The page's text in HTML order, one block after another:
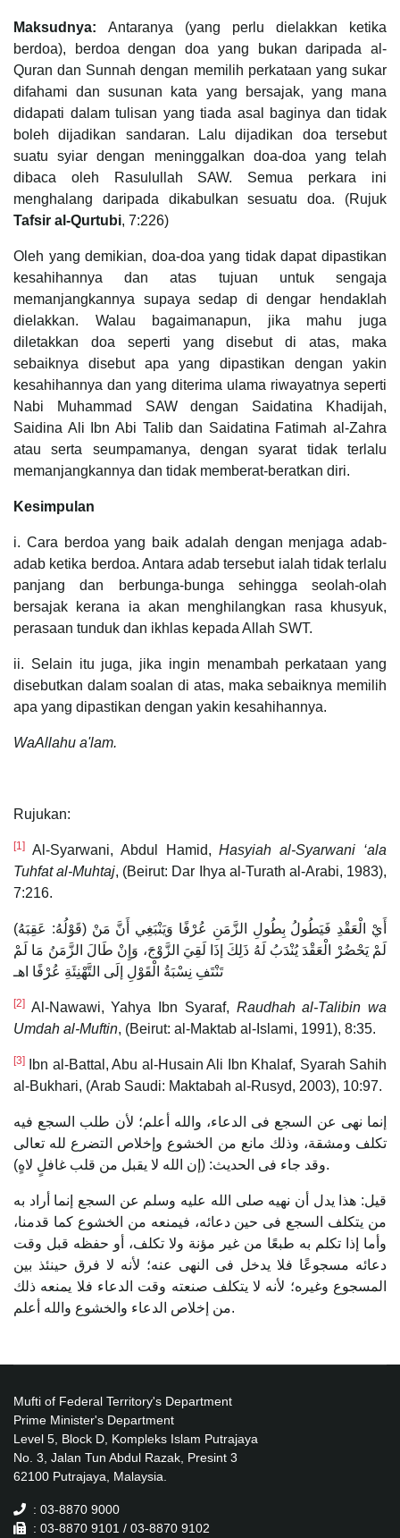
Maksudnya: Antaranya (yang perlu dielakkan ketika
berdoa), berdoa dengan doa yang bukan daripada al-
Quran dan Sunnah dengan memilih perkataan yang sukar
difahami dan susunan kata yang bersajak, yang mana
didapati dalam tulisan yang tiada asal baginya dan tidak
boleh dijadikan sandaran. Lalu dijadikan doa tersebut
suatu syiar dengan meninggalkan doa-doa yang telah
dibaca oleh Rasulullah SAW. Semua perkara ini
menghalang daripada dikabulkan sesuatu doa. (Rujuk
Tafsir al-Qurtubi, 7:226)
Oleh yang demikian, doa-doa yang tidak dapat dipastikan
kesahihannya dan atas tujuan untuk sengaja
memanjangkannya supaya sedap di dengar hendaklah
dielakkan. Walau bagaimanapun, jika mahu juga
diletakkan doa seperti yang disebut di atas, maka
sebaiknya disebut apa yang dipastikan dengan yakin
kesahihannya dan yang diterima ulama riwayatnya seperti
Nabi Muhammad SAW dengan Saidatina Khadijah,
Saidina Ali Ibn Abi Talib dan Saidatina Fatimah al-Zahra
atau serta seumpamanya, dengan syarat tidak terlalu
memanjangkannya dan tidak memberat-beratkan diri.
Kesimpulan
i. Cara berdoa yang baik adalah dengan menjaga adab-
adab ketika berdoa. Antara adab tersebut ialah tidak terlalu
panjang dan berbunga-bunga sehingga seolah-olah
bersajak kerana ia akan menghilangkan rasa khusyuk,
perasaan tunduk dan ikhlas kepada Allah SWT.
ii. Selain itu juga, jika ingin menambah perkataan yang
disebutkan dalam soalan di atas, maka sebaiknya memilih
apa yang dipastikan dengan yakin kesahihannya.
WaAllahu a'lam.
Rujukan:
[1] Al-Syarwani, Abdul Hamid,Hasyiah al-Syarwani ‘ala
Tuhfat al-Muhtaj, (Beirut: Dar Ihya al-Turath al-Arabi, 1983),
7:216.
(قَوْلُهُ: عَقِبَهُ) أَيْ الْعَقْدِ فَيَطُولُ بِطُولِ الزَّمَنِ عُرْفًا وَيَنْبَغِي أَنَّ مَنْ
لَمْ يَحْضُرْ الْعَقْدَ يُنْدَبُ لَهُ ذَلِكَ إذَا لَقِيَ الزَّوْجَ، وَإِنْ طَالَ الزَّمَنُ مَا لَمْ
تَنْتَفِ نِسْبَةُ الْقَوْلِ إلَى التَّهْنِئَةِ عُرْفًا اهـ
[2] Al-Nawawi, Yahya Ibn Syaraf, Raudhah al-Talibin wa
Umdah al-Muftin, (Beirut: al-Maktab al-Islami, 1991), 8:35.
[3]
Ibn al-Battal, Abu al-Husain Ali Ibn Khalaf, Syarah Sahih
al-Bukhari, (Arab Saudi: Maktabah al-Rusyd, 2003), 10:97.
إنما نهى عن السجع فى الدعاء، والله أعلم؛ لأن طلب السجع فيه
تكلف ومشقة، وذلك مانع من الخشوع وإخلاص التضرع لله تعالى
وقد جاء فى الحديث: (إن الله لا يقبل من قلب غافلٍ لاهٍ).
قيل: هذا يدل أن نهيه صلى الله عليه وسلم عن السجع إنما أراد به
من يتكلف السجع فى حين دعائه، فيمنعه من الخشوع كما قدمنا،
وأما إذا تكلم به طبعًا من غير مؤنة ولا تكلف، أو حفظه قبل وقت
دعائه مسجوعًا فلا يدخل فى النهى عنه؛ لأنه لا فرق حينئذ بين
المسجوع وغيره؛ لأنه لا يتكلف صنعته وقت الدعاء فلا يمنعه ذلك
من إخلاص الدعاء والخشوع والله أعلم.
Mufti of Federal Territory's Department
Prime Minister's Department
Level 5, Block D, Kompleks Islam Putrajaya
No. 3, Jalan Tun Abdul Razak, Presint 3
62100 Putrajaya, Malaysia.
: 03-8870 9000
: 03-8870 9101 / 03-8870 9102